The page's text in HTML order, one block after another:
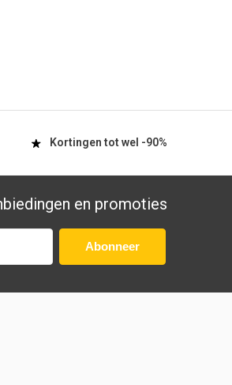
Kortingen tot wel -90%
en promoties
Abonneer